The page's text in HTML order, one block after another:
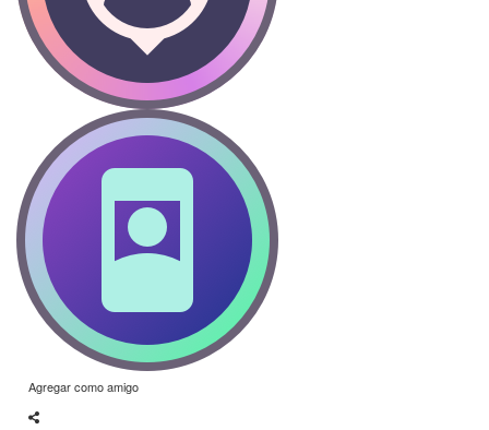
Agregar como amigo